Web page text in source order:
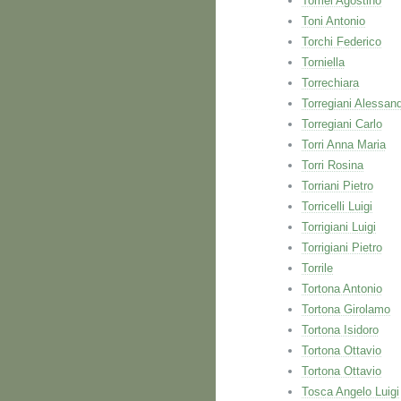
Toni Antonio
Torchi Federico
Torniella
Torrechiara
Torregiani
Torregiani Carlo
Torri Anna Maria
Torri Rosina
Torriani Pietro
Torricelli Luigi
Torrigiani Luigi
Torrigiani Pietro
Torrile
Tortona Antonio
Tortona Girolamo
Tortona Isidoro
Tortona Ottavio
Tortona Ottavio
Tosca Angelo Luigi